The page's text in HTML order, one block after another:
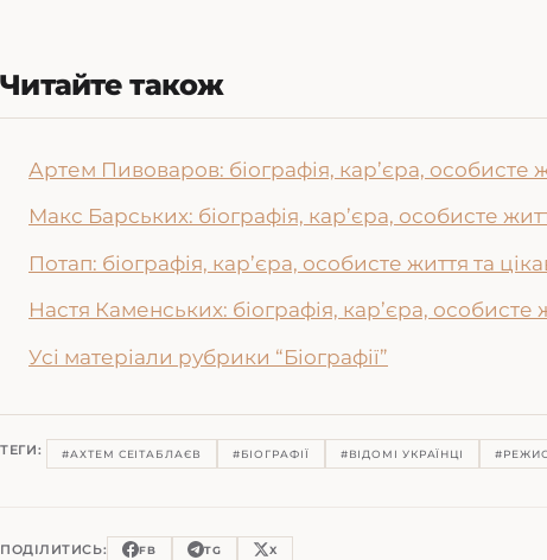
Читайте також
Артем Пивоваров: біографія, кар’єра, особисте
Макс Барських: біографія, кар’єра, особисте
Потап: біографія, кар’єра, особисте життя та
Настя Каменських: біографія, кар’єра, особисте
Усі матеріали рубрики “Біографії”
ТЕГИ: #АХТЕМ СЕІТАБЛАЄВ #БІОГРАФІЇ #ВІДОМІ УКРАЇНЦІ
ПОДІЛИТИСЬ: FB TG X